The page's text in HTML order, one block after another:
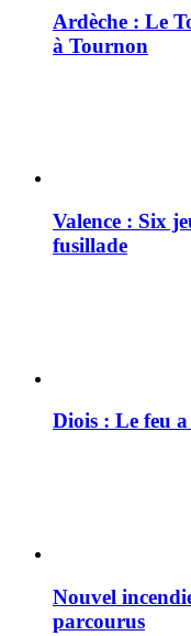
Ardèche : Le
à Tournon
Valence : Six
fusillade
Diois : Le feu
Nouvel
parcourus